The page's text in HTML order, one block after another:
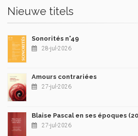
Nieuwe titels
Sonorités n°49
28-jul-2026
Amours contrariées
27-jul-2026
Blaise Pascal en ses époques
27-jul-2026